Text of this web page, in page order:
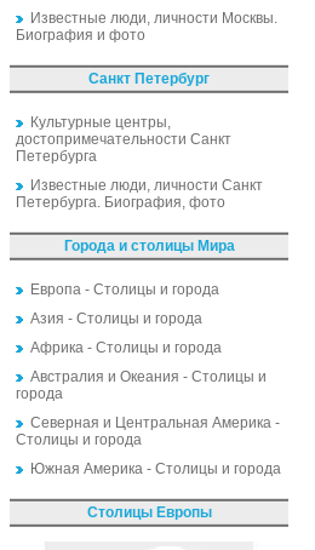
Известные люди, личности Москвы.
Биография и фото
Санкт Петербург
Культурные центры,
достопримечательности Санкт
Петербурга
Известные люди, личности Санкт
Петербурга. Биография, фото
Города и столицы Мира
Европа - Столицы и города
Азия - Столицы и города
Африка - Столицы и города
Австралия и Океания - Столицы и
города
Северная и Центральная Америка -
Столицы и города
Южная Америка - Столицы и города
Столицы Европы